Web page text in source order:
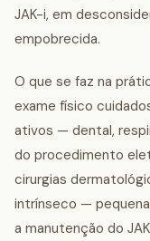
JAK-i, em
empobrecida.
O que se faz na
exame físico
ativos — dental,
do procedimento
cirurgias
intrínseco —
a manutenção do